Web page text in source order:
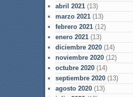
abril 2021(13)
marzo 2021(13)
febrero 2021(12)
enero 2021(13)
diciembre 2020(14)
noviembre 2020(12)
octubre 2020(14)
septiembre 2020(13)
agosto 2020(13)